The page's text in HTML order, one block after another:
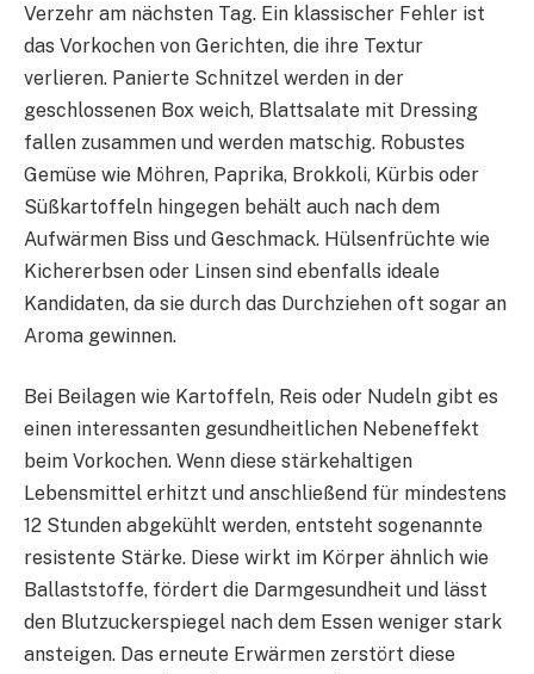
Verzehr am nächsten Tag. Ein klassischer Fehler ist
das Vorkochen von Gerichten, die ihre Textur
verlieren. Panierte Schnitzel werden in der
geschlossenen Box weich, Blattsalate mit Dressing
fallen zusammen und werden matschig. Robustes
Gemüse wie Möhren, Paprika, Brokkoli, Kürbis oder
Süßkartoffeln hingegen behält auch nach dem
Aufwärmen Biss und Geschmack. Hülsenfrüchte wie
Kichererbsen oder Linsen sind ebenfalls ideale
Kandidaten, da sie durch das Durchziehen oft sogar an
Aroma gewinnen.
Bei Beilagen wie Kartoffeln, Reis oder Nudeln gibt es
einen interessanten gesundheitlichen Nebeneffekt
beim Vorkochen. Wenn diese stärkehaltigen
Lebensmittel erhitzt und anschließend für mindestens
12 Stunden abgekühlt werden, entsteht sogenannte
resistente Stärke. Diese wirkt im Körper ähnlich wie
Ballaststoffe, fördert die Darmgesundheit und lässt
den Blutzuckerspiegel nach dem Essen weniger stark
ansteigen. Das erneute Erwärmen zerstört diese